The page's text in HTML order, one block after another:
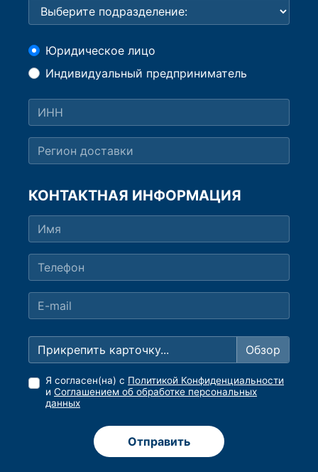
Юридическое лицо
Индивидуальный предприниматель
КОНТАКТНАЯ ИНФОРМАЦИЯ
Прикрепить карточку...
Я согласен(на) с Политикой Конфиденциальности
и Соглашением об обработке персональных
данных
Отправить